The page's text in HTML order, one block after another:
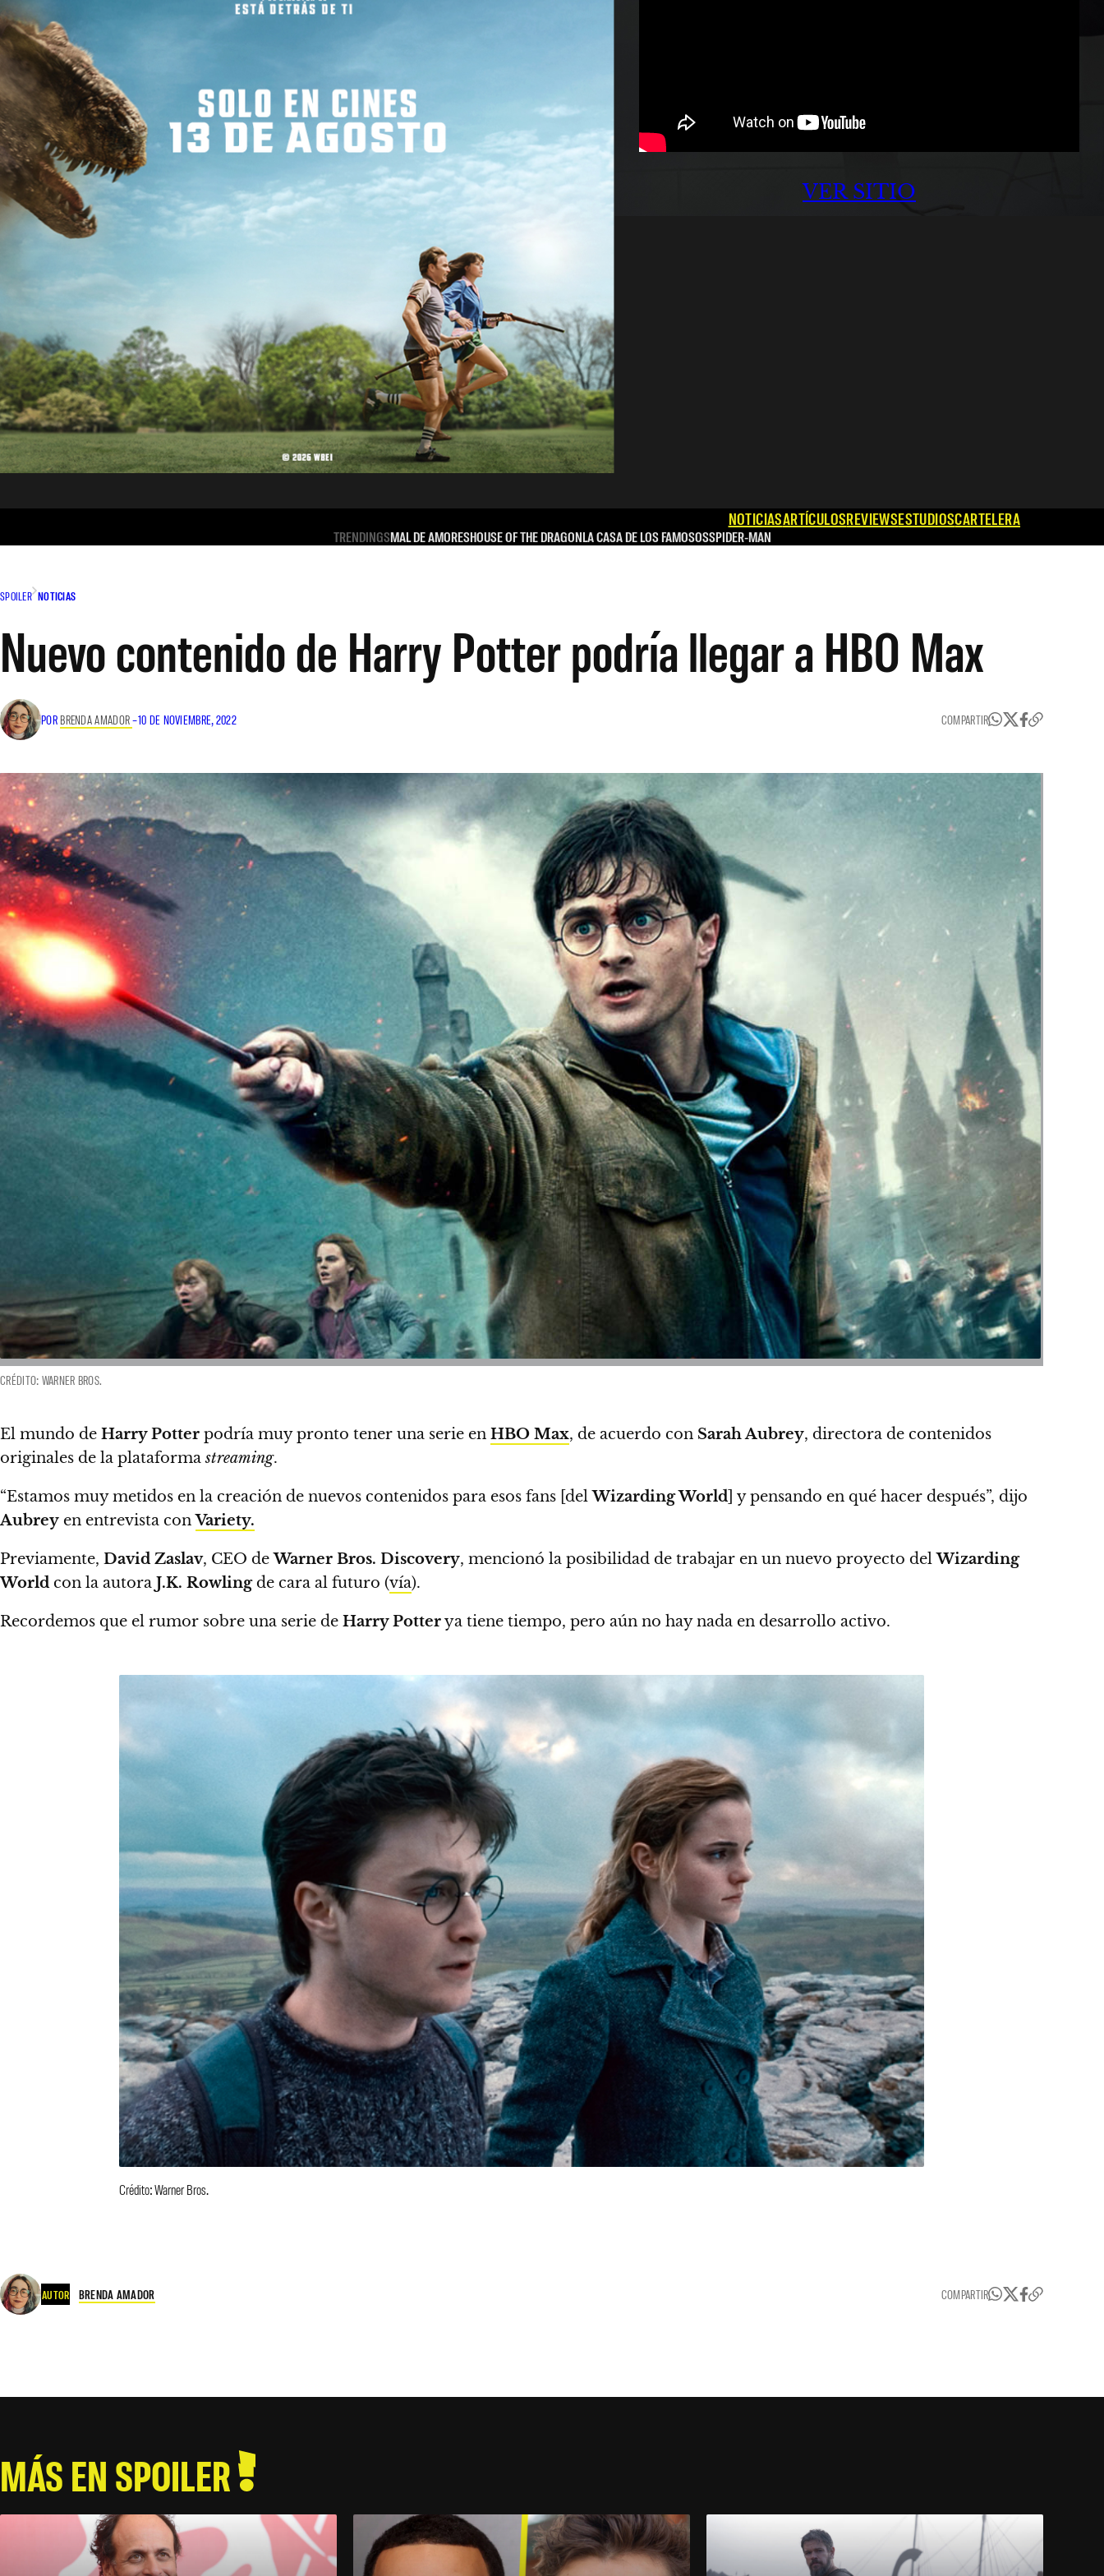
VER SITIO
NOTICIASARTÍCULOSREVIEWSESTUDIOSCARTELERA
TRENDINGSMAL DE AMORESHOUSE OF THE DRAGONLA CASA DE LOS FAMOSOSSPIDER-MAN
SPOILER NOTICIAS
Nuevo contenido de Harry Potter podría llegar a HBO Max
POR BRENDA AMADOR–10 DE NOVIEMBRE, 2022 COMPARTIR
CRÉDITO: WARNER BROS.
El mundo de Harry Potter podría muy pronto tener una serie en HBO Max, de acuerdo con Sarah Aubrey, directora de contenidos
originales de la plataformastreaming.
“Estamos muy metidos en la creación de nuevos contenidos para esos fans [delWizarding World ] y pensando en qué hacer después”, dijo
Aubrey en entrevista conVariety.
Previamente, David Zaslav, CEO deWarner Bros. Discovery, mencionó la posibilidad de trabajar en un nuevo proyecto delWizarding
World con la autora J.K. Rowlingde cara al futuro (vía).
Recordemos que el rumor sobre una serie de Harry Potterya tiene tiempo, pero aún no hay nada en desarrollo activo.
Crédito: Warner Bros.
AUTOR BRENDA AMADOR COMPARTIR
MÁS EN SPOILER